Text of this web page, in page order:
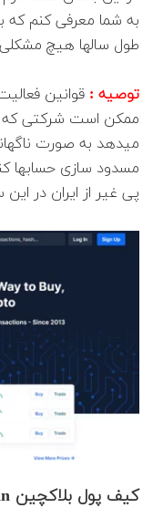
به شما معرفی کنم که
طول سالها هیچ
توصیه : قوانین
ممکن است شرکتی که
میدهد به صورت
مسدود سازی حسابها
پی غیر از ایران در
کیف پول بلاکچین Blockchain